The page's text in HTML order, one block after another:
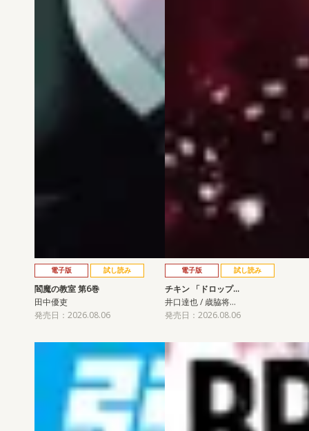
電子版 試し読み
閻魔の教室 第6巻
田中優吏
発売日：2026.08.06
電子版 試し読み
チキン 「ドロップ…
井口達也 / 歳脇将…
発売日：2026.08.06